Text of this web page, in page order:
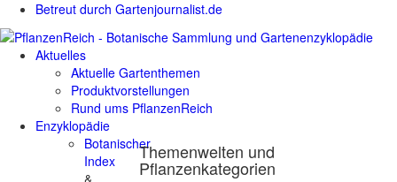
Betreut durch Gartenjournalist.de
Aktuelles
Aktuelle Gartenthemen
Produktvorstellungen
Rund ums PflanzenReich
Enzyklopädie
Botanischer
Index
Themenwelten und
Pflanzenkategorien